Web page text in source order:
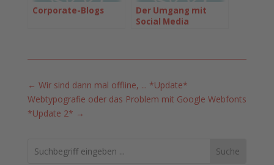
Corporate-Blogs
Der Umgang mit
Social Media
← Wir sind dann mal offline, ... *Update*
Webtypografie oder das Problem mit Google Webfonts
*Update 2* →
Search